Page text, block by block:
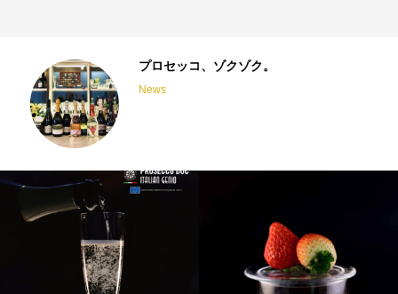
プロセッコ、ゾクゾク。
News